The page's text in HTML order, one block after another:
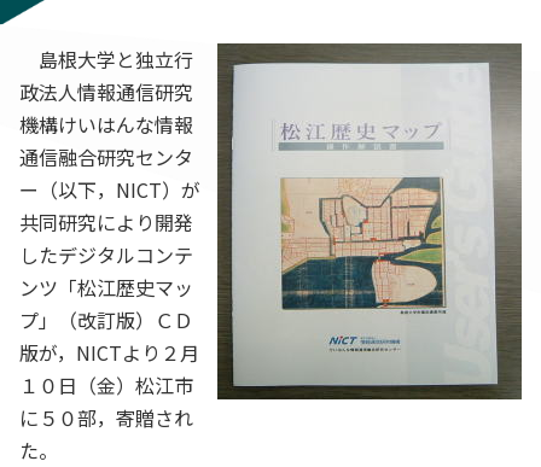
島根大学と独立行
政法人情報通信研究
機構けいはんな情報
通信融合研究センタ
ー（以下，NICT）が
共同研究により開発
したデジタルコンテ
ンツ「松江歴史マッ
プ」（改訂版）ＣＤ
版が，NICTより２月
１０日（金）松江市
に５０部，寄贈され
た。